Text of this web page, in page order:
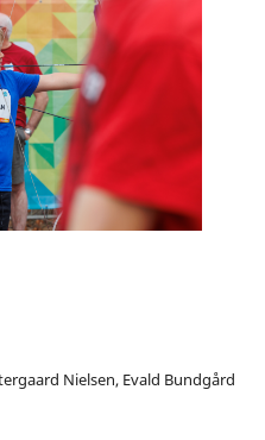
Nielsen, Evald Bundgård